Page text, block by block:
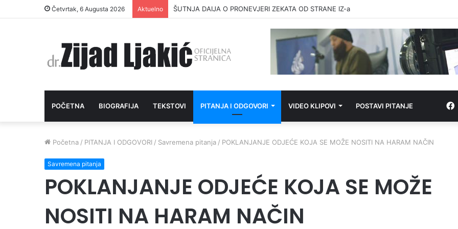
Četvrtak, 6 Augusta 2026 Aktuelno ŠUTNJA DAIJA O PRONEVJERI ZEKATA OD STRANE IZ-a
POČETNA BIOGRAFIJA TEKSTOVI PITANJA I ODGOVORI VIDEO KLIPOVI POSTAVI PITANJE
Početna / PITANJA I ODGOVORI / Savremena pitanja / POKLANJANJE ODJEĆE KOJA SE MOŽE NOSITI NA HARAM NAČIN
Savremena pitanja
POKLANJANJE ODJEĆE KOJA SE MOŽE
NOSITI NA HARAM NAČIN